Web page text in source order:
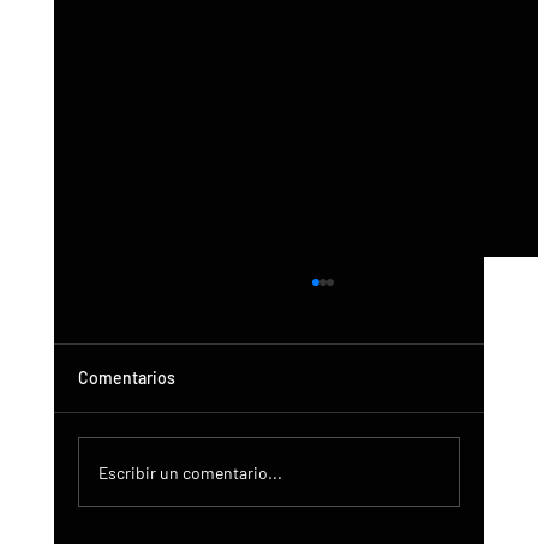
Comentarios
Escribir un comentario...